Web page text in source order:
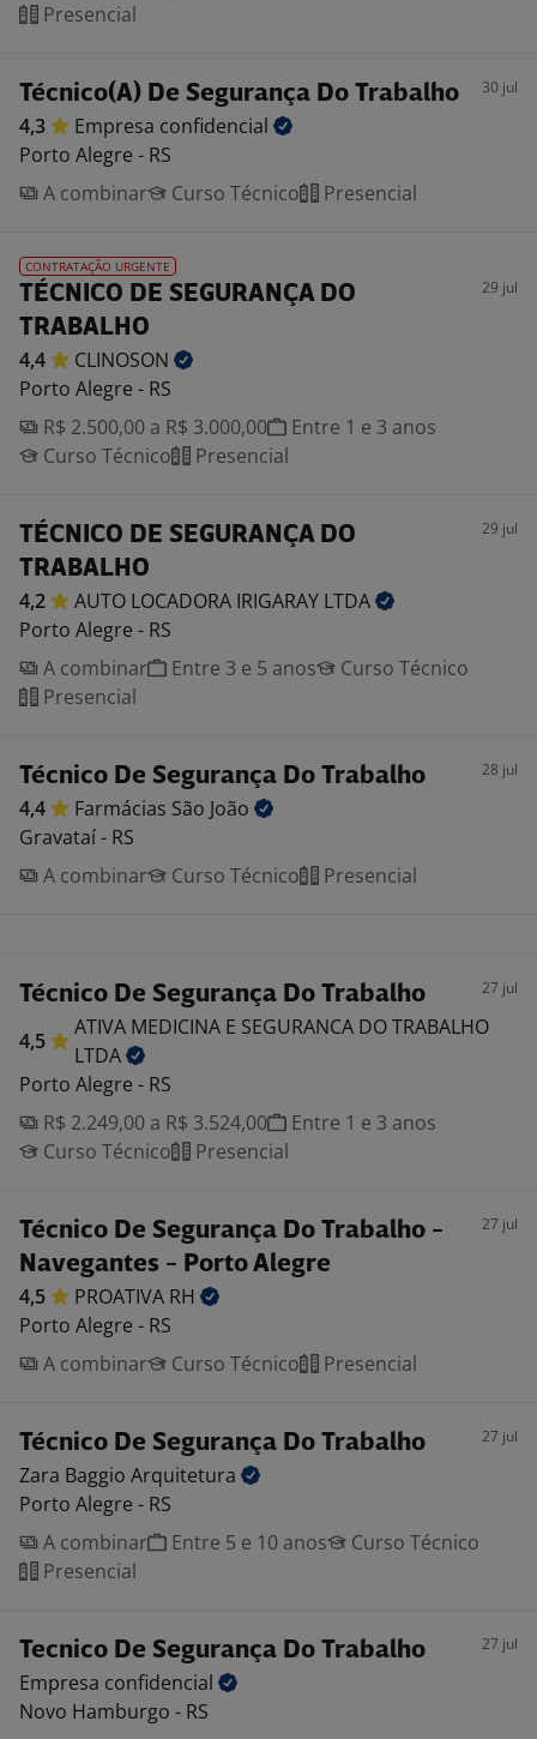
Presencial
Técnico(A) De Segurança Do Trabalho 30 jul
4,3 Empresa confidencial
Porto Alegre - RS
A combinar
Curso Técnico Presencial
CONTRATAÇÃO URGENTE
TÉCNICO DE SEGURANÇA DO
TRABALHO
29 jul
4,4
CLINOSON
Porto Alegre - RS
R$ 2.500,00 a R$ 3.000,00
Entre 1 e 3 anos
Curso Técnico
Presencial
TÉCNICO DE SEGURANÇA DO
TRABALHO
29 jul
4,2 AUTO LOCADORA IRIGARAY LTDA
Porto Alegre - RS
A combinar
Entre 3 e 5 anos
Curso Técnico
Presencial
Técnico De Segurança Do Trabalho 28 jul
4,4 Farmácias São João
Gravataí - RS
A combinar
Curso Técnico Presencial
Técnico De Segurança Do Trabalho 27 jul
4,5
ATIVA MEDICINA E SEGURANCA DO TRABALHO
LTDA
Porto Alegre - RS
R$ 2.249,00 a R$ 3.524,00
Entre 1 e 3 anos
Curso Técnico
Presencial
Técnico De Segurança Do Trabalho -
Navegantes - Porto Alegre
27 jul
4,5 PROATIVA RH
Porto Alegre - RS
A combinar
Curso Técnico Presencial
Técnico De Segurança Do Trabalho 27 jul
Zara Baggio Arquitetura
Porto Alegre - RS
A combinar
Entre 5 e 10 anos
Curso Técnico
Presencial
Tecnico De Segurança Do Trabalho 27 jul
Empresa confidencial
Novo Hamburgo - RS